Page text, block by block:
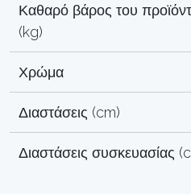
Καθαρό βάρος του
(kg)
Χρώμα
Διαστάσεις (cm)
Διαστάσεις συσκευασίας